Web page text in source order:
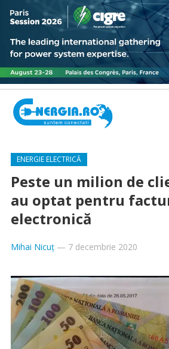
ENERGIE ELECTRICĂ
Peste un milion de
au optat pentru
electronică
Mihai Nicuț— 7 decembrie 2020